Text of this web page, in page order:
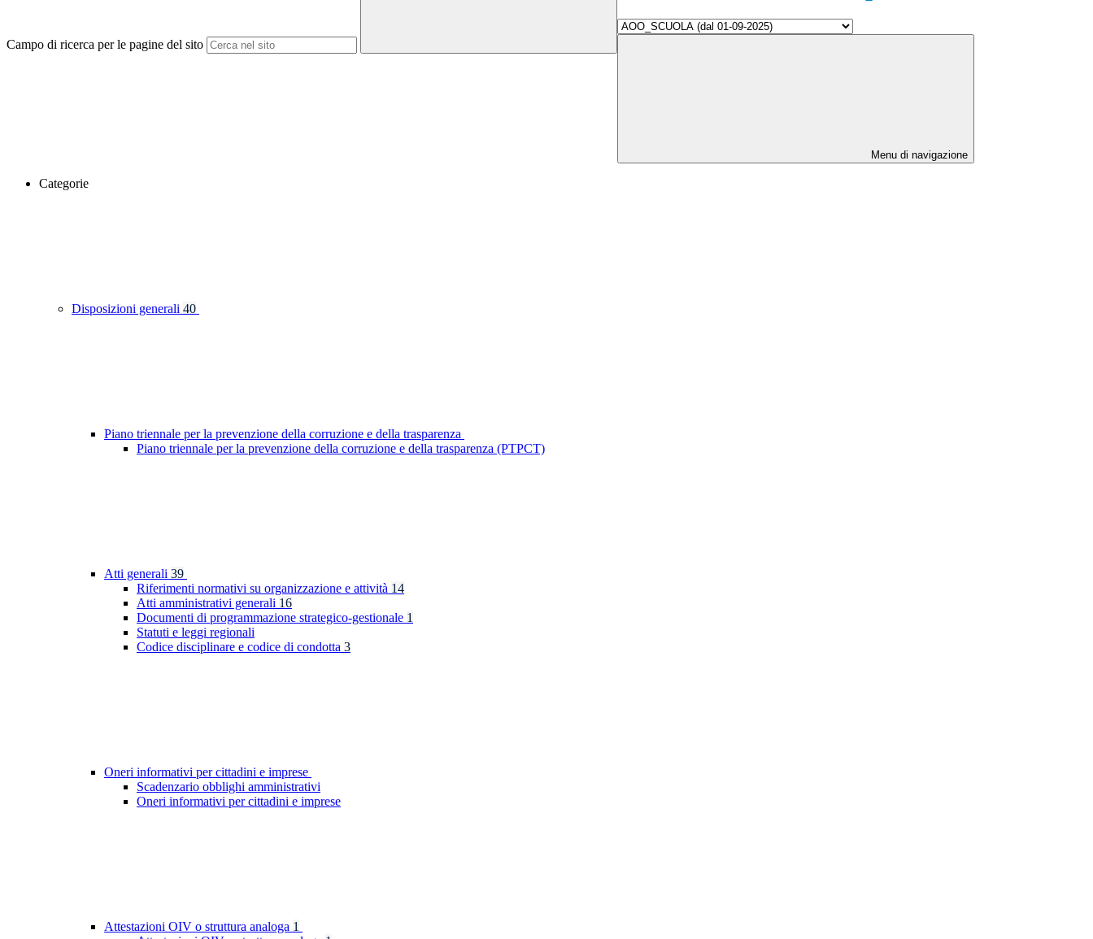
Campo di ricerca per le pagine del sito
Menu di navigazione
Categorie
Disposizioni generali 40
Piano triennale per la prevenzione della corruzione e della trasparenza
Piano triennale per la prevenzione della corruzione e della trasparenza (PTPCT)
Atti generali 39
Riferimenti normativi su organizzazione e attività 14
Atti amministrativi generali 16
Documenti di programmazione strategico-gestionale 1
Statuti e leggi regionali
Codice disciplinare e codice di condotta 3
Oneri informativi per cittadini e imprese
Scadenzario obblighi amministrativi
Oneri informativi per cittadini e imprese
Attestazioni OIV o struttura analoga 1